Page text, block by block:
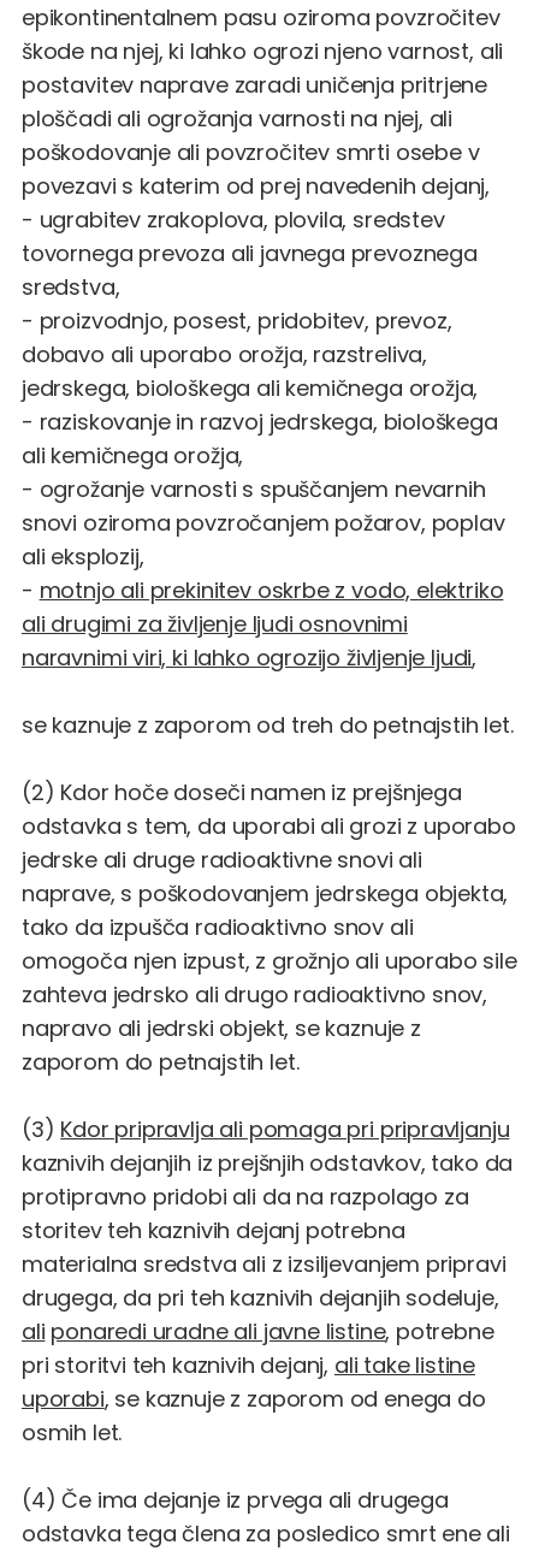
epikontinentalnem pasu oziroma povzročitev
škode na njej, ki lahko ogrozi njeno varnost, ali
postavitev naprave zaradi uničenja pritrjene
ploščadi ali ogrožanja varnosti na njej, ali
poškodovanje ali povzročitev smrti osebe v
povezavi s katerim od prej navedenih dejanj,
- ugrabitev zrakoplova, plovila, sredstev
tovornega prevoza ali javnega prevoznega
sredstva,
- proizvodnjo, posest, pridobitev, prevoz,
dobavo ali uporabo orožja, razstreliva,
jedrskega, biološkega ali kemičnega orožja,
- raziskovanje in razvoj jedrskega, biološkega
ali kemičnega orožja,
- ogrožanje varnosti s spuščanjem nevarnih
snovi oziroma povzročanjem požarov, poplav
ali eksplozij,
- motnjo ali prekinitev oskrbe z vodo, elektriko
ali drugimi za življenje ljudi osnovnimi
naravnimi viri, ki lahko ogrozijo življenje ljudi,
se kaznuje z zaporom od treh do petnajstih let.
(2) Kdor hoče doseči namen iz prejšnjega
odstavka s tem, da uporabi ali grozi z uporabo
jedrske ali druge radioaktivne snovi ali
naprave, s poškodovanjem jedrskega objekta,
tako da izpušča radioaktivno snov ali
omogoča njen izpust, z grožnjo ali uporabo sile
zahteva jedrsko ali drugo radioaktivno snov,
napravo ali jedrski objekt, se kaznuje z
zaporom do petnajstih let.
(3) Kdor pripravlja ali pomaga pri pripravljanju
kaznivih dejanjih iz prejšnjih odstavkov, tako da
protipravno pridobi ali da na razpolago za
storitev teh kaznivih dejanj potrebna
materialna sredstva ali z izsiljevanjem pripravi
drugega, da pri teh kaznivih dejanjih sodeluje,
ali ponaredi uradne ali javne listine, potrebne
pri storitvi teh kaznivih dejanj, ali take listine
uporabi, se kaznuje z zaporom od enega do
osmih let.
(4) Če ima dejanje iz prvega ali drugega
odstavka tega člena za posledico smrt ene ali